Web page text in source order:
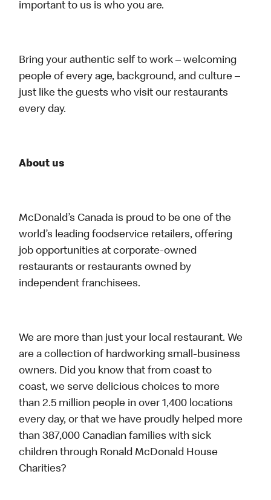
important to us is who you are.
Bring your authentic self to work – welcoming
people of every age, background, and culture –
just like the guests who visit our restaurants
every day.
About us
McDonald’s Canada is proud to be one of the
world’s leading foodservice retailers, offering
job opportunities at corporate-owned
restaurants or restaurants owned by
independent franchisees.
We are more than just your local restaurant. We
are a collection of hardworking small-business
owners. Did you know that from coast to
coast, we serve delicious choices to more
than 2.5 million people in over 1,400 locations
every day, or that we have proudly helped more
than 387,000 Canadian families with sick
children through Ronald McDonald House
Charities?